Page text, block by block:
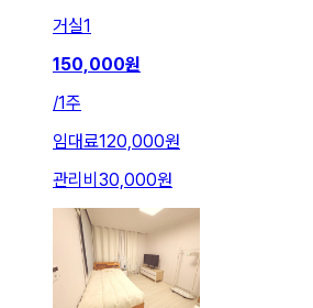
거실1
150,000원
/1주
임대료120,000원
관리비 30,000원